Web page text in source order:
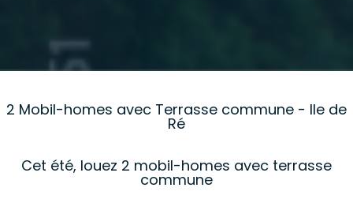
2 Mobil-homes avec Terrasse commune - Ile de
Ré
Cet été, louez 2 mobil-homes avec terrasse
commune